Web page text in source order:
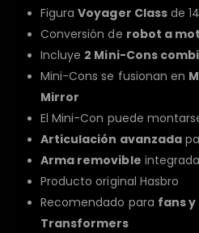
FiguraVoyager Class de
Conversión de robot a
Incluye 2 Mini-Cons
Mini-Cons se fusionan en
Mirror
El Mini-Con puede
Articulación avanzada
Arma removible
Producto original Hasbro
Recomendado para fans
Transformers